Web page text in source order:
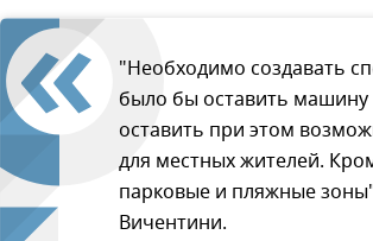
"Необходимо создавать
было бы оставить
оставить при этом
для местных жителей.
парковые и пляжные
Вичентини.